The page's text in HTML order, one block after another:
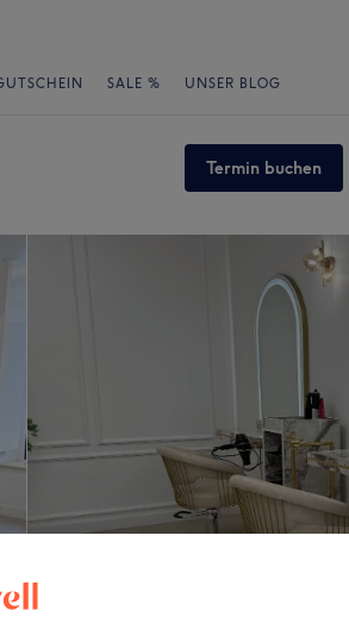
SALE % UNSER BLOG
Termin buchen